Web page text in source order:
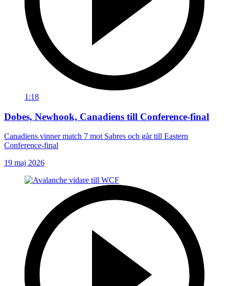
1:18
Dobes, Newhook, Canadiens till Conference-final
Canadiens vinner match 7 mot Sabres och går till Eastern
Conference-final
19 maj 2026